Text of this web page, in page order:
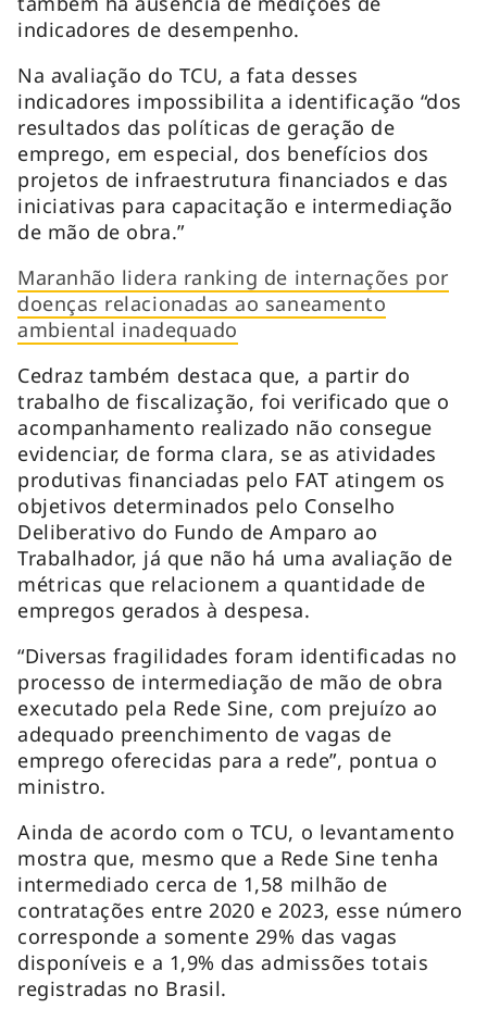
indicadores de desempenho.
Na avaliação do TCU, a fata desses
indicadores impossibilita a identificação “dos
resultados das políticas de geração de
emprego, em especial, dos benefícios dos
projetos de infraestrutura financiados e das
iniciativas para capacitação e intermediação
de mão de obra.”
Maranhão lidera ranking de internações por
doenças relacionadas ao saneamento
ambiental inadequado
Cedraz também destaca que, a partir do
trabalho de fiscalização, foi verificado que o
acompanhamento realizado não consegue
evidenciar, de forma clara, se as atividades
produtivas financiadas pelo FAT atingem os
objetivos determinados pelo Conselho
Deliberativo do Fundo de Amparo ao
Trabalhador, já que não há uma avaliação de
métricas que relacionem a quantidade de
empregos gerados à despesa.
“Diversas fragilidades foram identificadas no
processo de intermediação de mão de obra
executado pela Rede Sine, com prejuízo ao
adequado preenchimento de vagas de
emprego oferecidas para a rede”, pontua o
ministro.
Ainda de acordo com o TCU, o levantamento
mostra que, mesmo que a Rede Sine tenha
intermediado cerca de 1,58 milhão de
contratações entre 2020 e 2023, esse número
corresponde a somente 29% das vagas
disponíveis e a 1,9% das admissões totais
registradas no Brasil.